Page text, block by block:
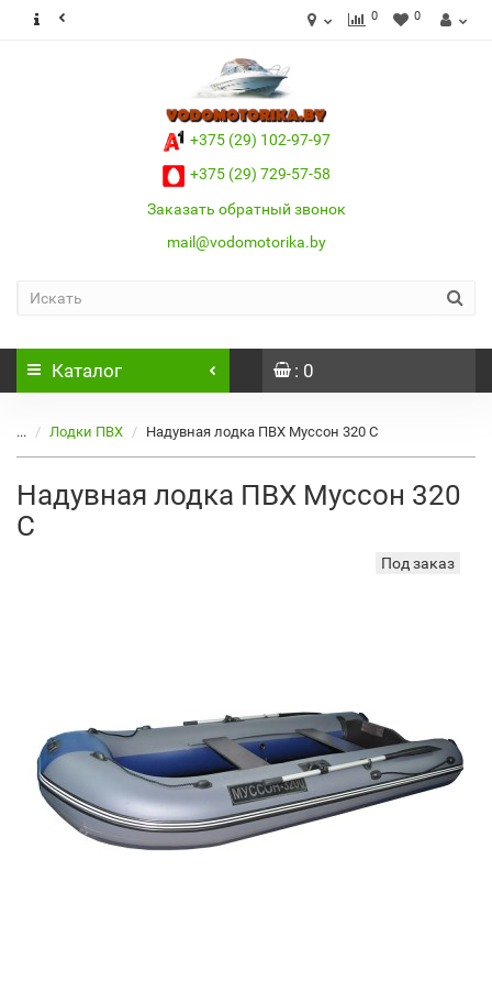
0 0
+375 (29) 102-97-97
+375 (29) 729-57-58
Заказать обратный звонок
mail@vodomotorika.by
Каталог : 0
... Лодки ПВХ Надувная лодка ПВХ Муссон 320 С
Надувная лодка ПВХ Муссон 320
С
Под заказ